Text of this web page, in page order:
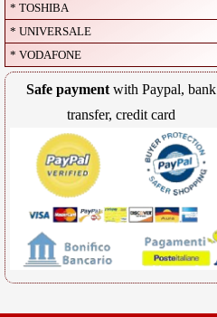
* TOSHIBA
* UNIVERSALE
* VODAFONE
Safe payment with Paypal, bank
transfer, credit card